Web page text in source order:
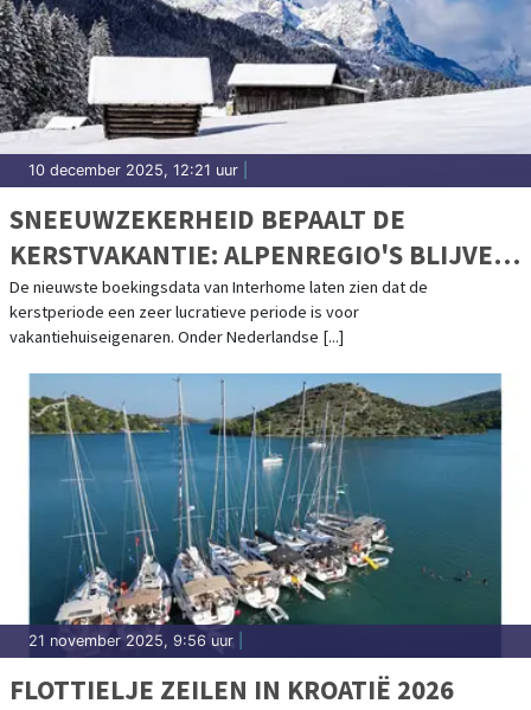
10 december 2025, 12:21 uur
SNEEUWZEKERHEID BEPAALT DE
KERSTVAKANTIE: ALPENREGIO'S BLIJVEN
TOPBESTEMMINGEN
De nieuwste boekingsdata van Interhome laten zien dat de
kerstperiode een zeer lucratieve periode is voor
vakantiehuiseigenaren. Onder Nederlandse [...]
21 november 2025, 9:56 uur
FLOTTIELJE ZEILEN IN KROATIË 2026